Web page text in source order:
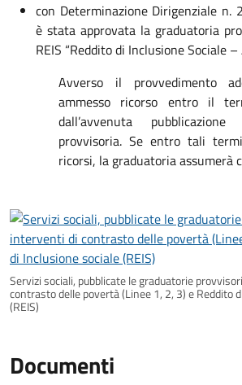
con Determinazione Dirigenziale n.
è stata approvata la graduatoria
REIS “Reddito di Inclusione Sociale –
Avverso il provvedimento
ammesso ricorso entro il
dall’avvenuta
provvisoria. Se entro tali
ricorsi, la graduatoria assumerà
Servizi sociali, pubblicate le graduatorie
contrasto delle povertà (Linee 1, 2, 3) e Reddito
(REIS)
Documenti